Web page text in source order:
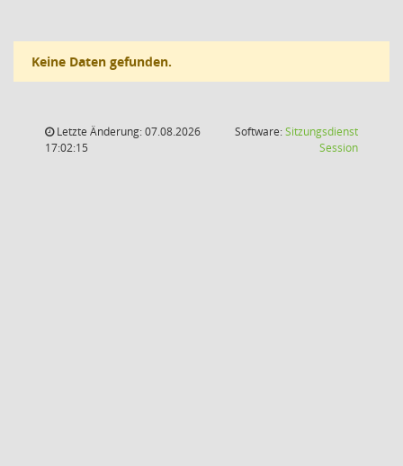
Keine Daten gefunden.
Letzte Änderung: 07.08.2026
17:02:15
Software:Sitzungsdienst
Session(Wird in